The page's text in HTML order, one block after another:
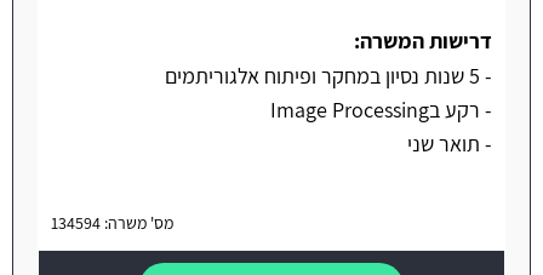
דרישות המשרה:
- 5 שנות נסיון במחקר ופיתוח אלגוריתמים
- רקע בImage Processing
- תואר שני
מס' משרה: 134594